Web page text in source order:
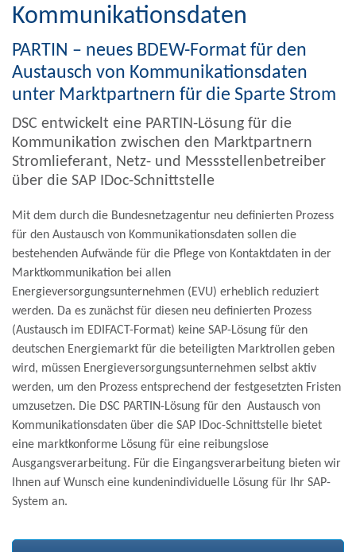
Kommunikationsdaten
PARTIN – neues BDEW-Format für den
Austausch von Kommunikationsdaten
unter Marktpartnern für die Sparte Strom
DSC entwickelt eine PARTIN-Lösung für die
Kommunikation zwischen den Marktpartnern
Stromlieferant, Netz- und Messstellenbetreiber
über die SAP IDoc-Schnittstelle
Mit dem durch die Bundesnetzagentur neu definierten Prozess
für den Austausch von Kommunikationsdaten sollen die
bestehenden Aufwände für die Pflege von Kontaktdaten in der
Marktkommunikation bei allen
Energieversorgungsunternehmen (EVU) erheblich reduziert
werden. Da es zunächst für diesen neu definierten Prozess
(Austausch im EDIFACT-Format) keine SAP-Lösung für den
deutschen Energiemarkt für die beteiligten Marktrollen geben
wird, müssen Energieversorgungsunternehmen selbst aktiv
werden, um den Prozess entsprechend der festgesetzten Fristen
umzusetzen. Die DSC PARTIN-Lösung für den Austausch von
Kommunikationsdaten über die SAP IDoc-Schnittstelle bietet
eine marktkonforme Lösung für eine reibungslose
Ausgangsverarbeitung. Für die Eingangsverarbeitung bieten wir
Ihnen auf Wunsch eine kundenindividuelle Lösung für Ihr SAP-
System an.